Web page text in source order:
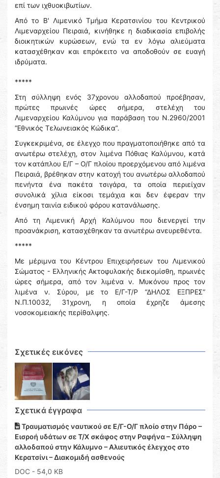
επί των ιχθυοκιβωτίων.
Από το Β' Λιμενικό Τμήμα Κερατσινίου του Κεντρικού
Λιμεναρχείου Πειραιά, κινήθηκε η διαδικασία επιβολής
διοικητικών κυρώσεων, ενώ τα εν λόγω αλιεύματα
κατασχέθηκαν και επρόκειτο να αποδοθούν σε ευαγή
ιδρύματα.
*****
Στη σύλληψη ενός 37χρονου αλλοδαπού προέβησαν,
πρώτες πρωινές ώρες σήμερα, στελέχη του
Λιμεναρχείου Καλύμνου για παράβαση του Ν.2960/2001
“Εθνικός Τελωνειακός Κώδικα”.
Συγκεκριμένα, σε έλεγχο που πραγματοποιήθηκε από τα
ανωτέρω στελέχη, στον λιμένα Πόθιας Καλύμνου, κατά
τον κατάπλου Ε/Γ – Ο/Γ πλοίου προερχόμενου από λιμένα
Πειραιά, βρέθηκαν στην κατοχή του ανωτέρω αλλοδαπού
πενήντα ένα πακέτα τσιγάρα, τα οποία περιείχαν
συνολικά χίλια είκοσι τεμάχια και δεν έφεραν την
ένσημη ταινία ειδικού φόρου κατανάλωσης.
Από τη Λιμενική Αρχή Καλύμνου που διενεργεί την
προανάκριση, κατασχέθηκαν τα ανωτέρω ανευρεθέντα.
*****
Με μέριμνα του Κέντρου Επιχειρήσεων του Λιμενικού
Σώματος - Ελληνικής Ακτοφυλακής διεκομίσθη, πρωινές
ώρες σήμερα, από τον λιμένα ν. Μυκόνου προς τον
λιμένα ν. Σύρου, με το Ε/Γ-Τ/Ρ “ΔΗΛΟΣ ΕΞΠΡΕΣ”
Ν.Π.10032, 31χρονη, η οποία έχρηζε άμεσης
νοσοκομειακής περίθαλψης.
Σχετικές εικόνες
Σχετικά έγγραφα
Τραυματισμός ναυτικού σε Ε/Γ-Ο/Γ πλοίο στην Πάρο –
Εισροή υδάτων σε Τ/Χ σκάφος στην Ραφήνα – Σύλληψη
αλλοδαπού στην Κάλυμνο – Αλιευτικός έλεγχος στο
Κερατσίνι – Διακομιδή ασθενούς
DOC - 54,0 KB